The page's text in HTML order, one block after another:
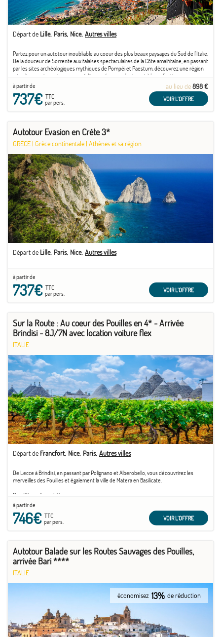
Départ de Lille Paris Nice Autres villes
Partez pour un autotour inoubliable au coeur des plus beaux paysages du Sud de l'Italie.
De la douceur de Sorrente aux falaises spectaculaires de la Côte amalfitaine, en passant
par les sites archéologiques mythiques de Pompéi et Paestum, découvrez une région
où culture, nature et saveurs méditerranéennes s'unissent à la perfection.
à partir de
737€TTC
par pers.
au lieu de898 €
VOIR L'OFFRE
Autotour Evasion en Crète 3*
GRÈCE | Grèce continentale | Athènes et sa région
Départ de Lille Paris Nice Autres villes
à partir de
737€TTC
par pers.
VOIR L'OFFRE
Sur la Route : Au coeur des Pouilles en 4* - Arrivée
Brindisi - 8J/7N avec location voiture flex
ITALIE
Départ de Francfort Nice Paris Autres villes
De Lecce à Brindisi, en passant par Polignano et Alberobello, vous découvrirez les
merveilles des Pouilles et également la ville de Matera en Basilicate.
Conditions d'annulation
Frais de modifications / annulation :
A plus de 30 jours : 35% du prix global
De 30 A 15 jours : 85 % du prix global
A moins de 15 jours : 100 % de frais
à partir de
746€TTC
par pers.
VOIR L'OFFRE
Autotour Balade sur les Routes Sauvages des Pouilles,
arrivée Bari ****
ITALIE
économisez 13% de réduction